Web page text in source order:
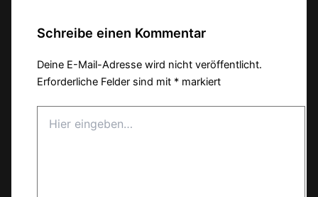
Schreibe einen Kommentar
Deine E-Mail-Adresse wird nicht veröffentlicht.
Erforderliche Felder sind mit * markiert
eingeben…